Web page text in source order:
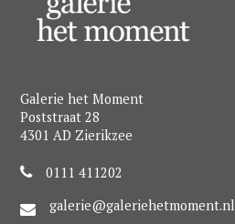
Galerie het Moment
Poststraat 28
4301 AD Zierikzee
0111 411202
galerie@galeriehetmoment.nl